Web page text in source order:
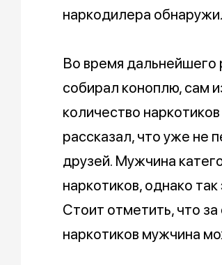
наркодилера
Во время дальнейшего
собирал коноплю, сам
количество
рассказал, что уже не
друзей. Мужчина
наркотиков, однако
Стоит отметить, что
наркотиков мужчина